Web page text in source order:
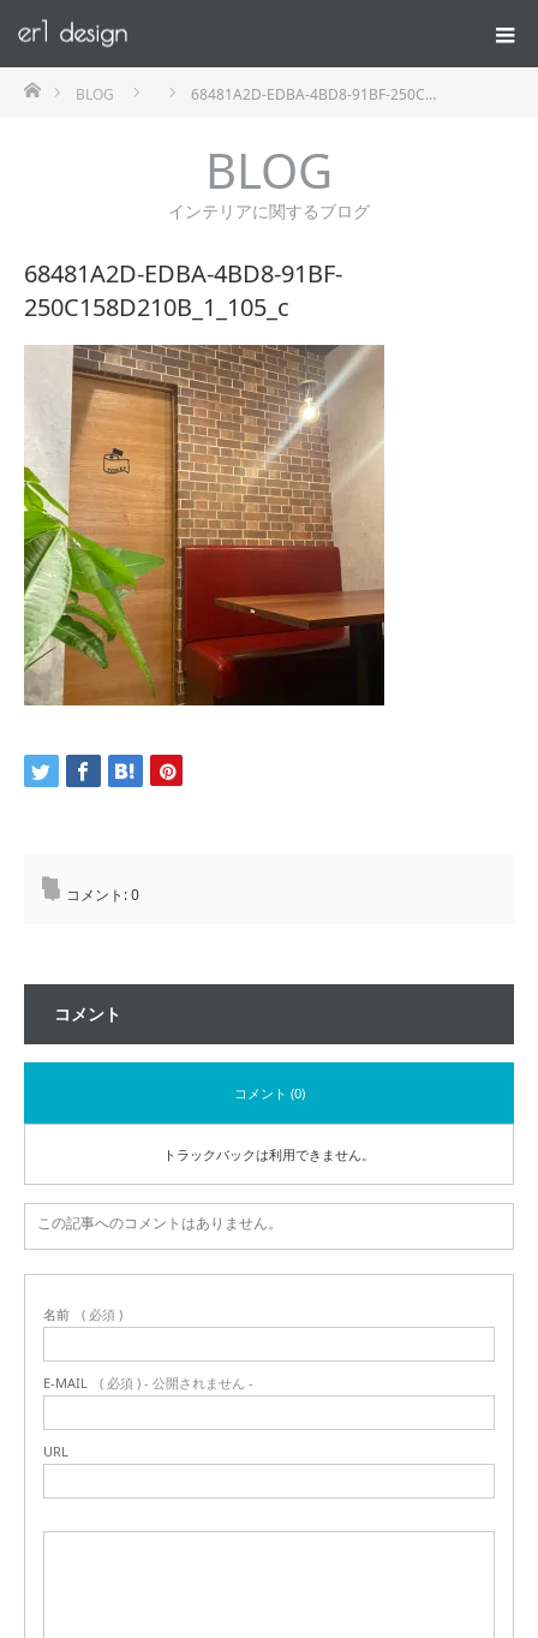
ホームBLOG 68481A2D-EDBA-4BD8-91BF-250C…
BLOG
インテリアに関するブログ
68481A2D-EDBA-4BD8-91BF-
250C158D210B_1_105_c
コメント:0
コメント
コメント (0)
トラックバックは利用できません。
この記事へのコメントはありません。
名前 ( 必須 )
E-MAIL ( 必須 ) - 公開されません -
URL